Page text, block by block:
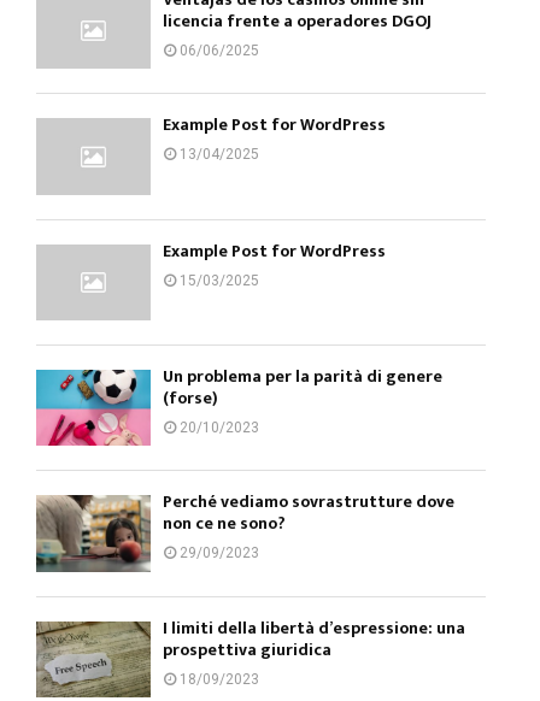
licencia frente a operadores DGOJ
06/06/2025
Example Post for WordPress
13/04/2025
Example Post for WordPress
15/03/2025
Un problema per la parità di genere
(forse)
20/10/2023
Perché vediamo sovrastrutture dove
non ce ne sono?
29/09/2023
I limiti della libertà d’espressione: una
prospettiva giuridica
18/09/2023